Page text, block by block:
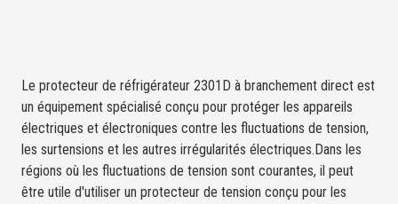
Le protecteur de réfrigérateur 2301D à branchement direct est
un équipement spécialisé conçu pour protéger les appareils
électriques et électroniques contre les fluctuations de tension,
les surtensions et les autres irrégularités électriques.Dans les
régions où les fluctuations de tension sont courantes, il peut
être utile d'utiliser un protecteur de tension conçu pour les